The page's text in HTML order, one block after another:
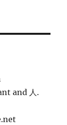
and 人.